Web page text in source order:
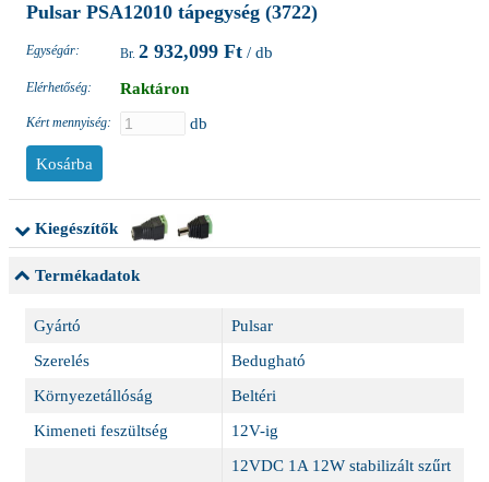
Pulsar PSA12010 tápegység (3722)
Egységár: 2 932,099 Ft / db
Elérhetőség: Raktáron
Kért mennyiség: db
Kiegészítők
Termékadatok
Gyártó
Pulsar
Szerelés
Bedugható
Környezetállóság
Beltéri
Kimeneti feszültség
12V-ig
12VDC 1A 12W stabilizált szűrt